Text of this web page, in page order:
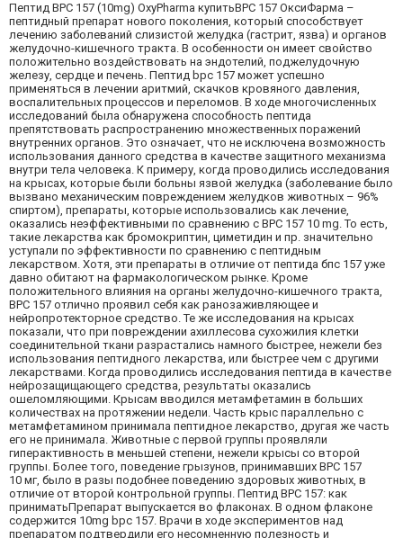
Пептид BPC 157 (10mg) OxyPharma купитьBPC 157 ОксиФарма –
пептидный препарат нового поколения, который способствует
лечению заболеваний слизистой желудка (гастрит, язва) и органов
желудочно-кишечного тракта. В особенности он имеет свойство
положительно воздействовать на эндотелий, поджелудочную
железу, сердце и печень. Пептид bpc 157 может успешно
применяться в лечении аритмий, скачков кровяного давления,
воспалительных процессов и переломов. В ходе многочисленных
исследований была обнаружена способность пептида
препятствовать распространению множественных поражений
внутренних органов. Это означает, что не исключена возможность
использования данного средства в качестве защитного механизма
внутри тела человека. К примеру, когда проводились исследования
на крысах, которые были больны язвой желудка (заболевание было
вызвано механическим повреждением желудков животных – 96%
спиртом), препараты, которые использовались как лечение,
оказались неэффективными по сравнению с ВРС 157 10 mg. То есть,
такие лекарства как бромокриптин, циметидин и пр. значительно
уступали по эффективности по сравнению с пептидным
лекарством. Хотя, эти препараты в отличие от пептида бпс 157 уже
давно обитают на фармакологическом рынке. Кроме
положительного влияния на органы желудочно-кишечного тракта,
BPC 157 отлично проявил себя как ранозаживляющее и
нейропротекторное средство. Те же исследования на крысах
показали, что при повреждении ахиллесова сухожилия клетки
соединительной ткани разрастались намного быстрее, нежели без
использования пептидного лекарства, или быстрее чем с другими
лекарствами. Когда проводились исследования пептида в качестве
нейрозащищающего средства, результаты оказались
ошеломляющими. Крысам вводился метамфетамин в больших
количествах на протяжении недели. Часть крыс параллельно с
метамфетамином принимала пептидное лекарство, другая же часть
его не принимала. Животные с первой группы проявляли
гиперактивность в меньшей степени, нежели крысы со второй
группы. Более того, поведение грызунов, принимавших BPC 157
10 мг, было в разы подобнее поведению здоровых животных, в
отличие от второй контрольной группы. Пептид ВРС 157: как
приниматьПрепарат выпускается во флаконах. В одном флаконе
содержится 10mg bpc 157. Врачи в ходе экспериментов над
препаратом подтвердили его несомненную полезность и